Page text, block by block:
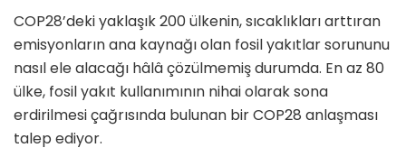
COP28’deki yaklaşık 200 ülkenin, sıcaklıkları arttıran
emisyonların ana kaynağı olan fosil yakıtlar sorununu
nasıl ele alacağı hâlâ çözülmemiş durumda. En az 80
ülke, fosil yakıt kullanımının nihai olarak sona
erdirilmesi çağrısında bulunan bir COP28 anlaşması
talep ediyor.